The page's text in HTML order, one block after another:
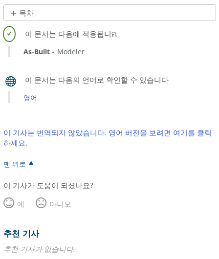
PDF
로
저
장
목차
제
목
없
음
As-Built Modeler
영어
이 기사는 번역되지 않았습니다. 영어 버전을 보려면 여기를 클릭
하세요.
맨 위로
이 기사가 도움이 되셨나요?
예
아니오
추천 기사
추천 기사가 없습니다.